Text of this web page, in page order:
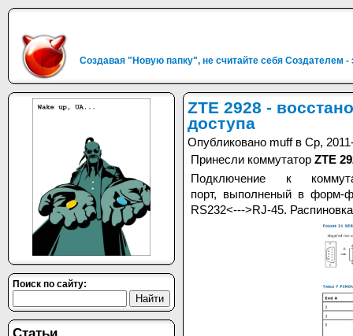
Создавая "Новую папку", не считайте себя Создателем
ZTE 2928 -
доступа
Опубликовано muff в Ср,
Принесли коммутатор ZTE
Подключение к
порт, выполненый в форм-
RS232<--->RJ-45.
Поиск по сайту: